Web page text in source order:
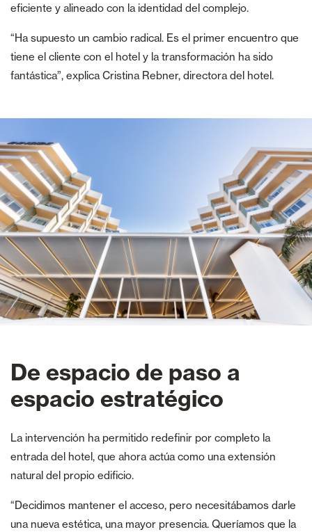
eficiente y alineado con la identidad del complejo.
“Ha supuesto un cambio radical. Es el primer encuentro que
tiene el cliente con el hotel y la transformación ha sido
fantástica”, explica Cristina Rebner, directora del hotel.
De espacio de paso a
espacio estratégico
La intervención ha permitido redefinir por completo la
entrada del hotel, que ahora actúa como una extensión
natural del propio edificio.
“Decidimos mantener el acceso, pero necesitábamos darle
una nueva estética, una mayor presencia. Queríamos que la